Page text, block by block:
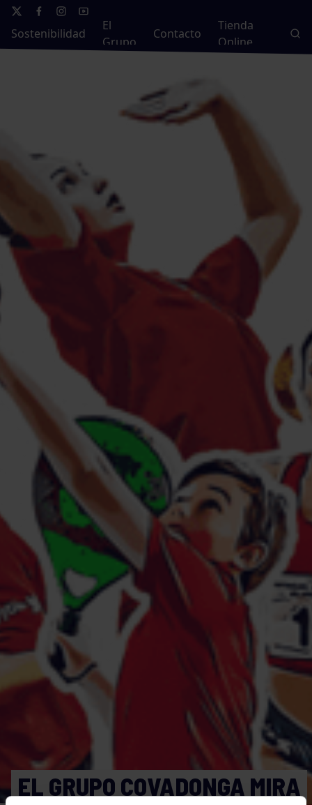
Sostenibilidad
El
Grupo
Contacto
Tienda
Online
EL GRUPO COVADONGA MIRA